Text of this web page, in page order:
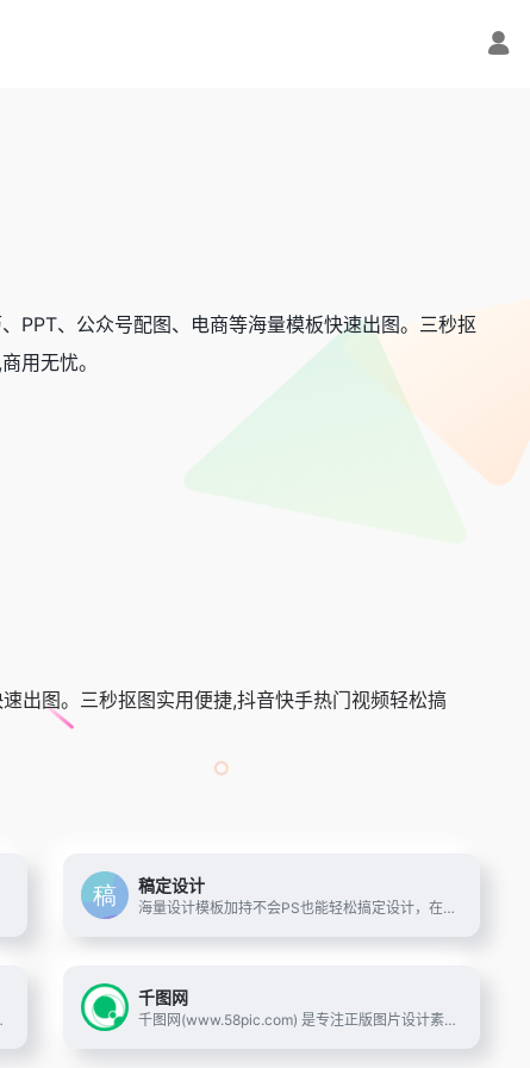
PPT、公众号配图、电商等海量模板快速出图。三秒抠
用无忧。
出图。三秒抠图实用便捷,抖音快手热门视频轻松搞
稿定设计
海量设计模板加持不会PS也能轻松搞定设计，在线设计海报、简历、PPT、名片、宣传单、邀请函、Logo等多种设计需求场景，3秒抠图、批量套版、AI辅助设计实用便捷。海量正版授权资源，商用无忧。
计印刷,并能在线图片编辑、照片编辑。
千图网
千图网(www.58pic.com) 是专注正版图片设计素材下载的网站！提供矢量图素材、背景图片素材、矢量图库、psd素材、字体模板、设计素材、PPT模板、视频素材、插画绘画、平面设计模板、Excel模板素材以及网页模板、网站设计素材、网页图标的下载服务。